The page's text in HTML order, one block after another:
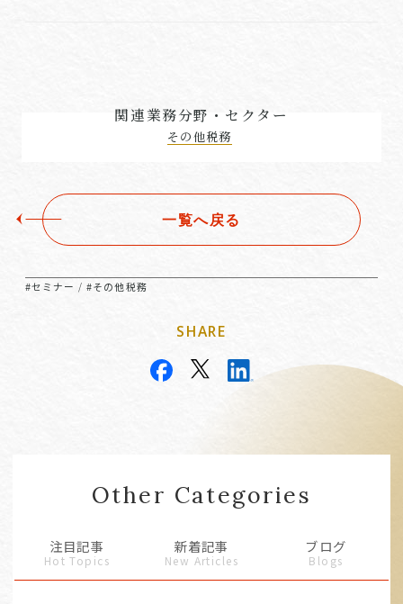
関連業務分野・セクター
その他税務
一覧へ戻る
#セミナー /#その他税務
SHARE
Other Categories
注目記事
Hot Topics
新着記事
New Articles
ブログ
Blogs